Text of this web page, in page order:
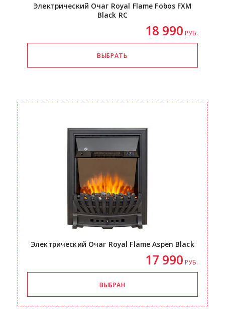
Электрический Очаг Royal Flame Fobos FXM
Black RC
18 990 РУБ.
Электрический Очаг Royal Flame Aspen Black
17 990 РУБ.